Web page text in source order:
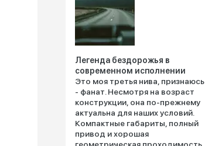
Легенда бездорожья в
современном исполнении
Это моя третья нива, признаюсь
- фанат. Несмотря на возраст
конструкции, она по-прежнему
актуальна для наших условий.
Компактные габариты, полный
привод и хорошая